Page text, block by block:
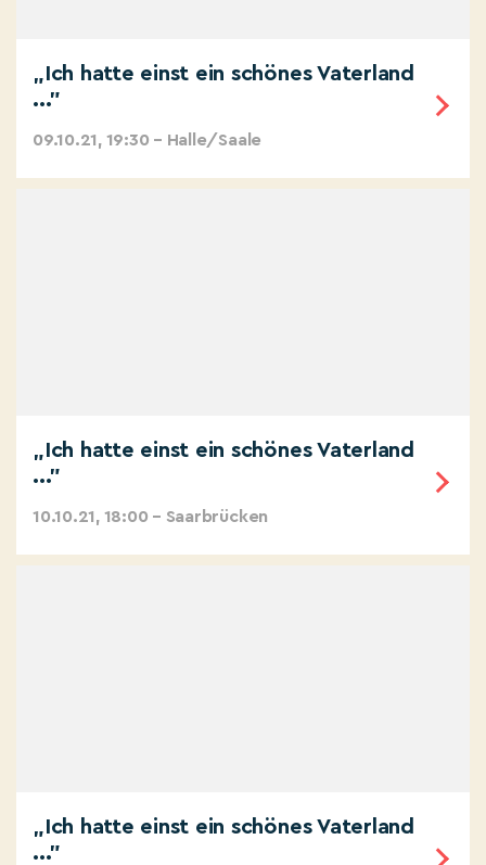
„Ich hatte einst ein schönes Vaterland
..."
09.10.21, 19:30 – Halle/Saale
„Ich hatte einst ein schönes Vaterland
..."
10.10.21, 18:00 – Saarbrücken
„Ich hatte einst ein schönes Vaterland
..."